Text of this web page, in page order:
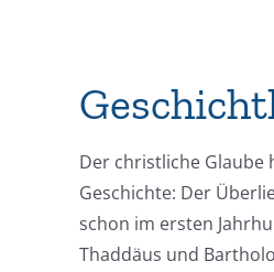
Der christliche Glaube
Geschichte: Der
schon im ersten
Thaddäus und